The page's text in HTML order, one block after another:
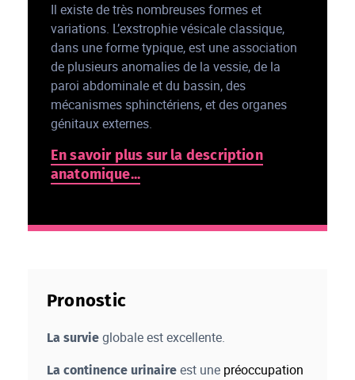
Il existe de très nombreuses formes et
variations. L’exstrophie vésicale classique,
dans une forme typique, est une association
de plusieurs anomalies de la vessie, de la
paroi abdominale et du bassin, des
mécanismes sphinctériens, et des organes
génitaux externes.
En savoir plus sur la description
anatomique...
Pronostic
La survie globale est excellente.
La continence urinaire est une préoccupation